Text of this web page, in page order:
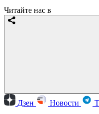
Читайте нас в
Дзен Новости